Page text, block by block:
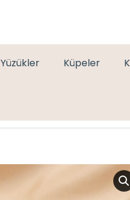
Yüzükler Küpeler